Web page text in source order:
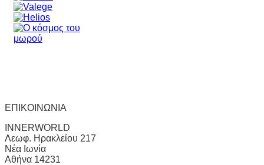
ΕΠΙΚΟΙΝΩΝΙΑ
INNERWORLD
Λεωφ. Ηρακλείου 217
Νέα Ιωνία
Αθήνα 14231